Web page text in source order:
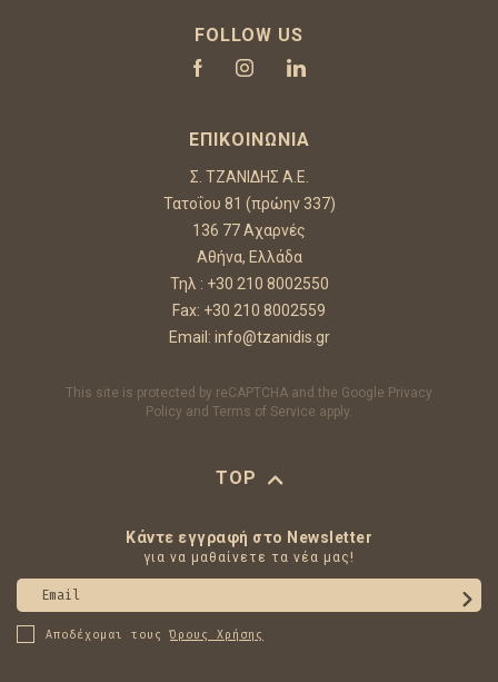
FOLLOW US
ΕΠΙΚΟΙΝΩΝΊΑ
Σ. ΤΖΑΝΙΔΗΣ Α.Ε.
Τατοΐου 81 (πρώην 337)
136 77 Αχαρνές
Αθήνα, Ελλάδα
Τηλ : +30 210 8002550
Fax: +30 210 8002559
Email: info@tzanidis.gr
This site is protected by reCAPTCHA and the Google Privacy
Policy and Terms of Service apply.
TOP
Κάντε εγγραφή στο Newsletter
για να μαθαίνετε τα νέα μας!
Αποδέχομαι τουςΌρους Χρήσης